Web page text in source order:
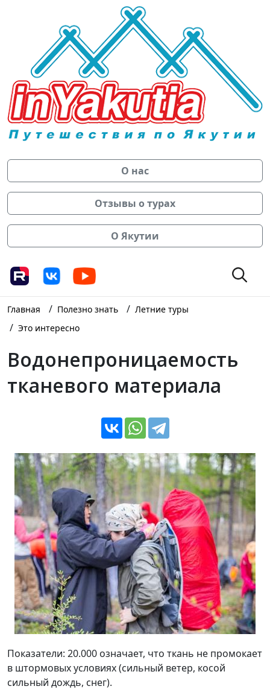
О нас
Отзывы о турах
О Якутии
Главная / Полезно знать / Летние туры
/ Это интересно
Водонепроницаемость
тканевого материала
Показатели: 20.000 означает, что ткань не промокает
в штормовых условиях (сильный ветер, косой
сильный дождь, снег).